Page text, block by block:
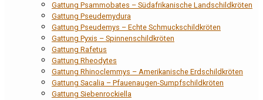
Gattung Psammobates – Südafrikanische Landschildkröten
Gattung Pseudemydura
Gattung Pseudemys – Echte Schmuckschildkröten
Gattung Pyxis – Spinnenschildkröten
Gattung Rafetus
Gattung Rheodytes
Gattung Rhinoclemmys – Amerikanische Erdschildkröten
Gattung Sacalia – Pfauenaugen-Sumpfschildkröten
Gattung Siebenrockiella